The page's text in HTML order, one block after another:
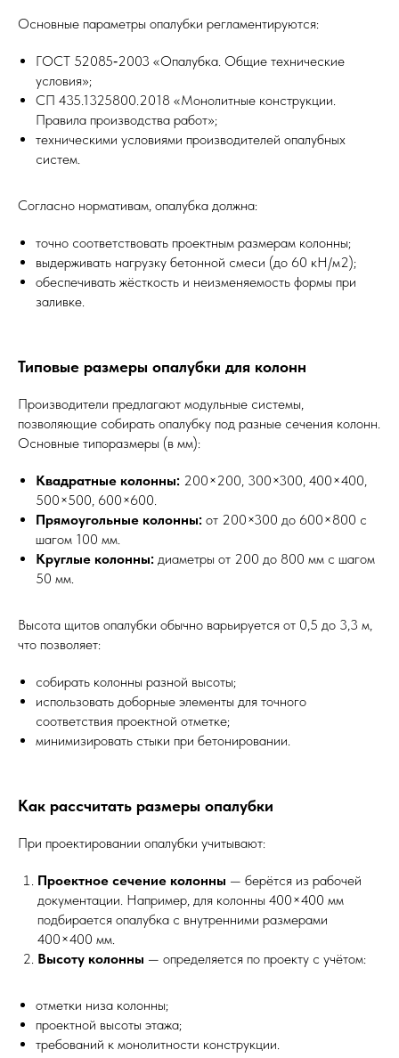
Основные параметры опалубки регламентируются:
ГОСТ 52085‑2003 «Опалубка. Общие технические
условия»;
СП 435.1325800.2018 «Монолитные конструкции.
Правила производства работ»;
техническими условиями производителей опалубных
систем.
Согласно нормативам, опалубка должна:
точно соответствовать проектным размерам колонны;
выдерживать нагрузку бетонной смеси (до 60 кН/м2);
обеспечивать жёсткость и неизменяемость формы при
заливке.
Типовые размеры опалубки для колонн
Производители предлагают модульные системы,
позволяющие собирать опалубку под разные сечения колонн.
Основные типоразмеры (в мм):
Квадратные колонны: 200×200, 300×300, 400×400,
500×500, 600×600.
Прямоугольные колонны: от 200×300 до 600×800 с
шагом 100 мм.
Круглые колонны: диаметры от 200 до 800 мм с шагом
50 мм.
Высота щитов опалубки обычно варьируется от 0,5 до 3,3 м,
что позволяет:
собирать колонны разной высоты;
использовать доборные элементы для точного
соответствия проектной отметке;
минимизировать стыки при бетонировании.
Как рассчитать размеры опалубки
При проектировании опалубки учитывают:
Проектное сечение колонны — берётся из рабочей
документации. Например, для колонны 400×400 мм
подбирается опалубка с внутренними размерами
400×400 мм.
Высоту колонны — определяется по проекту с учётом:
отметки низа колонны;
проектной высоты этажа;
требований к монолитности конструкции.